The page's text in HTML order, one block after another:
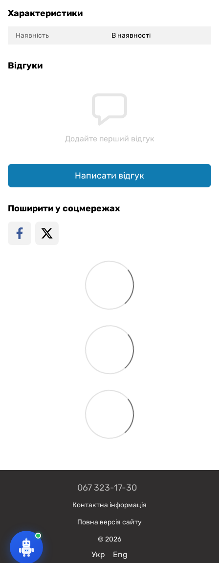
Характеристики
Наявність В наявності
Відгуки
Додайте перший відгук
Написати відгук
Поширити у соцмережах
067 323-17-30
Контактна інформація
Повна версія сайту
© 2026
Укр Eng